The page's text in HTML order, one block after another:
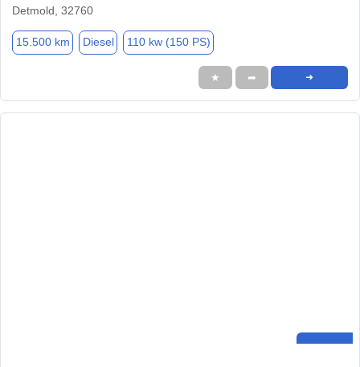
Detmold, 32760
15.500 km Diesel 110 kw (150 PS)
★ ➦ ➜